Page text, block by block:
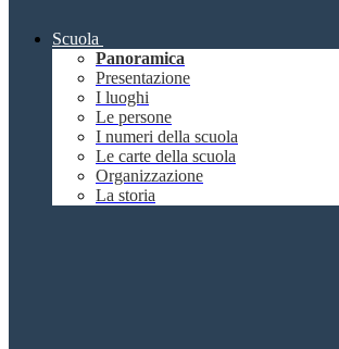
Scuola
Panoramica
Presentazione
I luoghi
Le persone
I numeri della scuola
Le carte della scuola
Organizzazione
La storia